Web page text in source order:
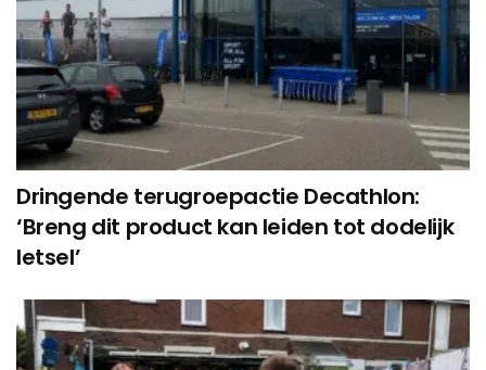
Dringende terugroepactie Decathlon:
‘Breng dit product kan leiden tot dodelijk
letsel’